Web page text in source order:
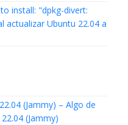
install: "dpkg-divert:
actualizar Ubuntu 22.04 a
(Jammy) – Algo de
(Jammy)